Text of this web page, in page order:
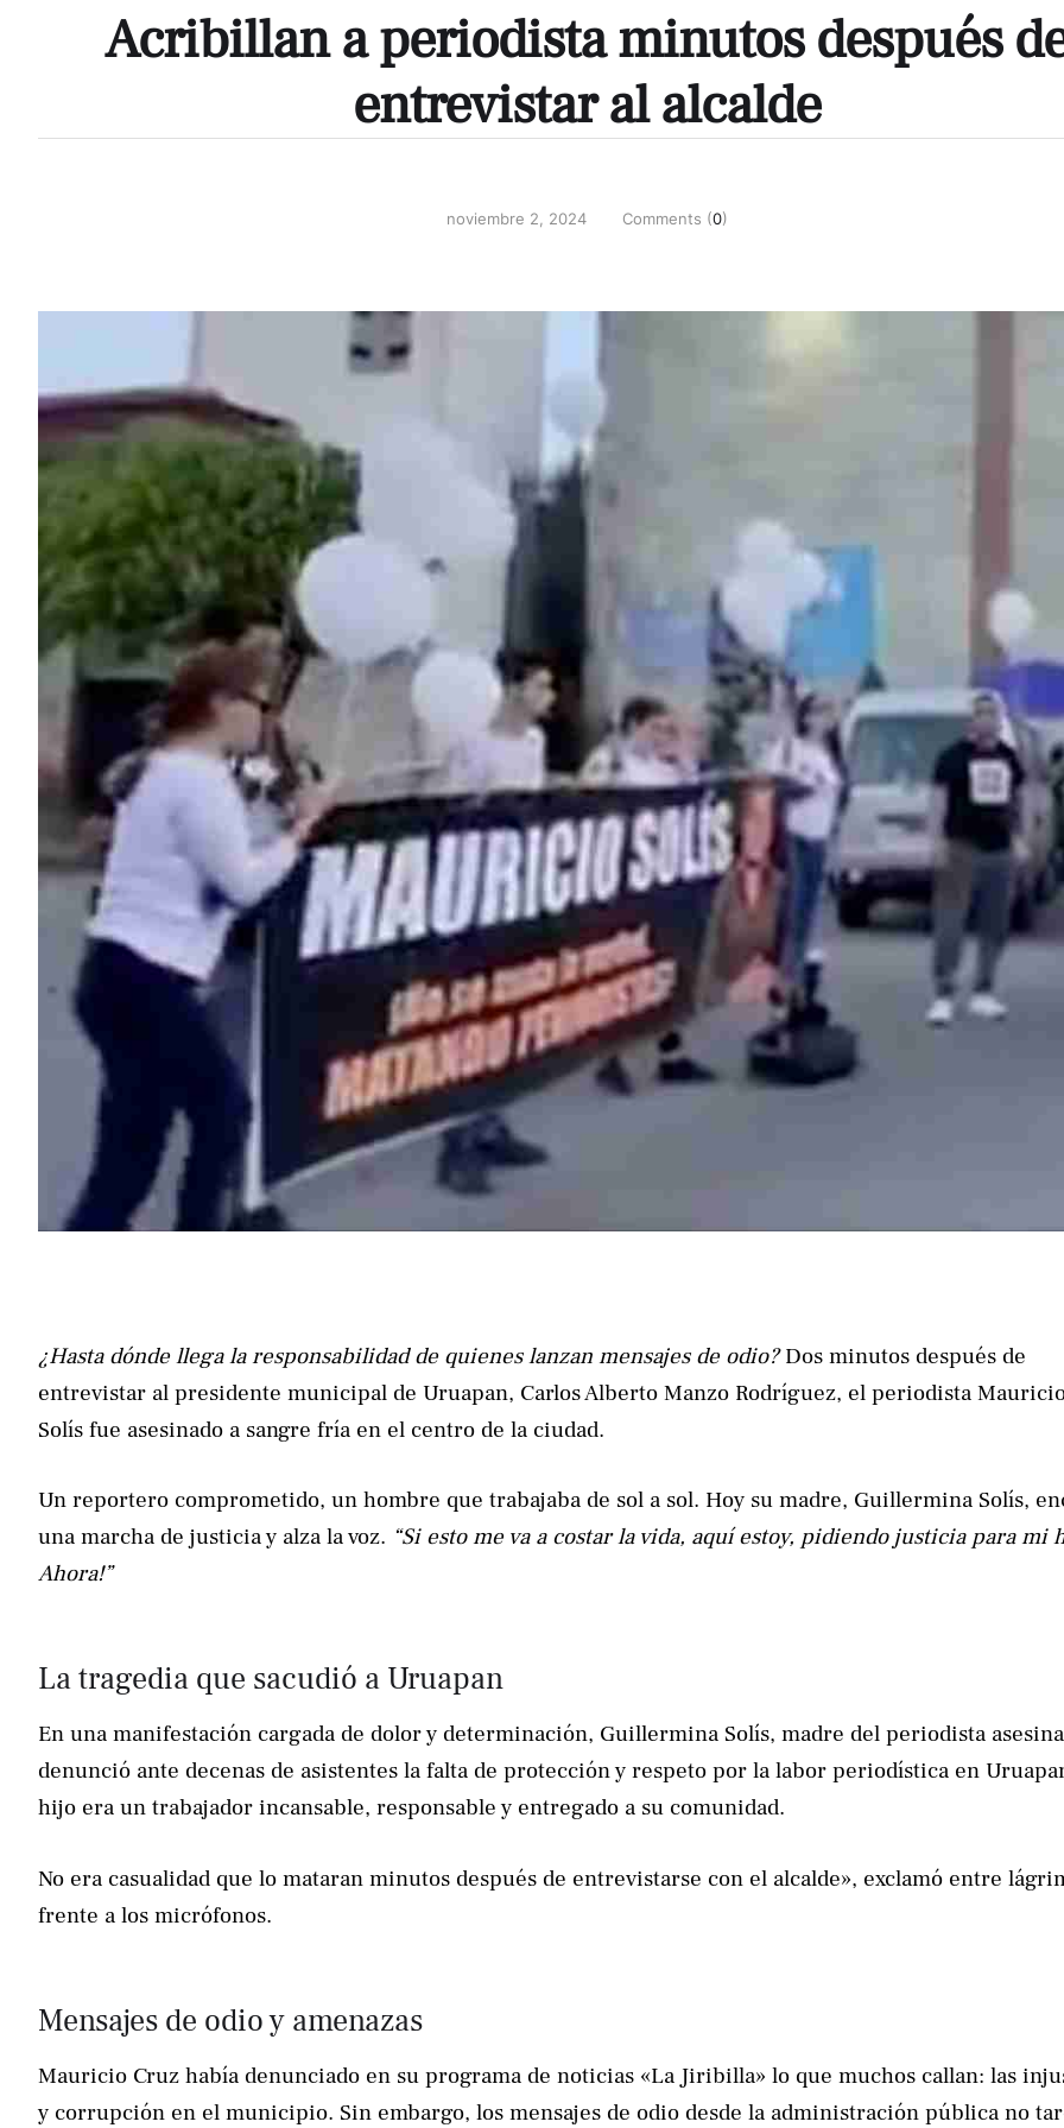
Acribillan a periodista minutos después
entrevistar al alcalde
noviembre 2, 2024 Comments (0)
¿Hasta dónde llega la responsabilidad de quienes lanzan mensajes de odio?Dos minutos después de
entrevistar al presidente municipal de Uruapan, Carlos Alberto Manzo Rodríguez, el periodista
Solís fue asesinado a sangre fría en el centro de la ciudad.
Un reportero comprometido, un hombre que trabajaba de sol a sol. Hoy su madre, Guillermina Solís,
una marcha de justicia y alza la voz. “Si esto me va a costar la vida, aquí estoy, pidiendo justicia para mi
Ahora!”
La tragedia que sacudió a Uruapan
En una manifestación cargada de dolor y determinación, Guillermina Solís, madre del periodista
denunció ante decenas de asistentes la falta de protección y respeto por la labor periodística en
hijo era un trabajador incansable, responsable y entregado a su comunidad.
No era casualidad que lo mataran minutos después de entrevistarse con el alcalde», exclamó entre
frente a los micrófonos.
Mensajes de odio y amenazas
Mauricio Cruz había denunciado en su programa de noticias «La Jiribilla» lo que muchos callan: las
y corrupción en el municipio. Sin embargo, los mensajes de odio desde la administración pública no